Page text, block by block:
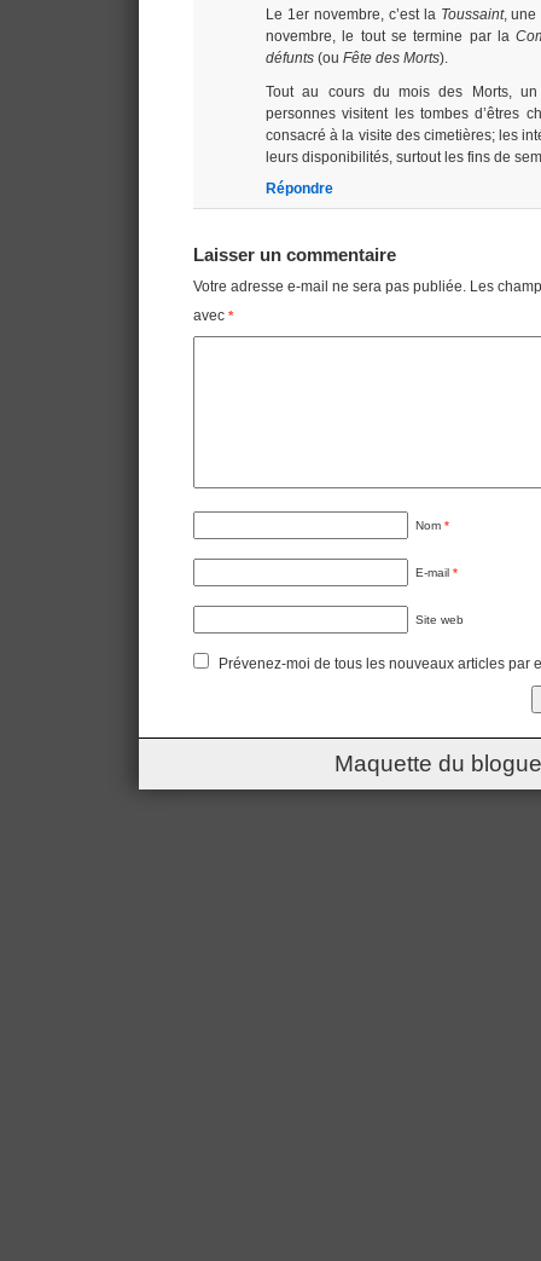
Le 1er novembre, c’est la Toussaint, une
novembre, le tout se termine par la
défunts (ou Fête des Morts).
Tout au cours du mois des Morts,
personnes visitent les tombes d’êtres
consacré à la visite des cimetières; les
leurs disponibilités, surtout les fins de
Répondre
Laisser un commentaire
Votre adresse e-mail ne sera pas publiée. Les
avec *
Nom *
E-mail *
Site web
Prévenez-moi de tous les nouveaux articles par
Maquette du